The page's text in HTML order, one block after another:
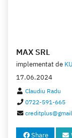
MAX SRL
implementat de
17.06.2024
Claudiu Radu
0722-591-665
Share